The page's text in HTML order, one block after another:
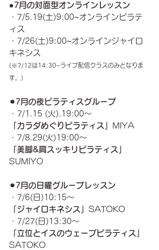
●7月の対面型オンラインレッスン
・7/5.19(土)9:00~オンラインピラテ
ィス
・7/26(土)9:00~オンラインジャイロ
キネシス
(※7/12は14:30~ライブ配信クラスのみとなりま
す。)
⚫︎7月の夜ピラティスグループ
・7/1.15 (火).19:00〜
「カラダめぐりピラティス」
MIYA
・7/8.29(火)19:00〜
「美脚&肩スッキリピラティス」
SUMIYO
⚫︎7月の日曜グループレッスン
・7/6(日)10:15〜
「ジャイロキネシス」 SATOKO
・7/27(日)13:30〜
「立位とイスのウェーブピラティス」
SATOKO